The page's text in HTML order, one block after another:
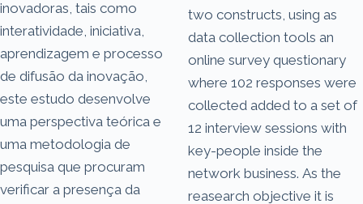
inovadoras, tais como
interatividade, iniciativa,
aprendizagem e processo
de difusão da inovação,
este estudo desenvolve
uma perspectiva teórica e
uma metodologia de
pesquisa que procuram
verificar a presença da
two constructs, using as
data collection tools an
online survey questionary
where 102 responses were
collected added to a set of
12 interview sessions with
key-people inside the
network business. As the
reasearch objective it is